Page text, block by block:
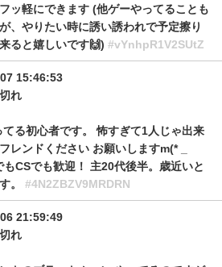
ッ軽にできます (他ゲーやってることも
、やりたい時に誘い誘われで予定擦り
ると嬉しいです🙌) #vYnhpR1V2SUtZ
15:46:53
れ
てる初心者です。 怖すぎて1人じゃ出来
レンドください お願いしますm(* _
もCSでも歓迎！ 主20代後半。歳近いと
。 #4N2ZBZV9MRDRN
21:59:49
れ